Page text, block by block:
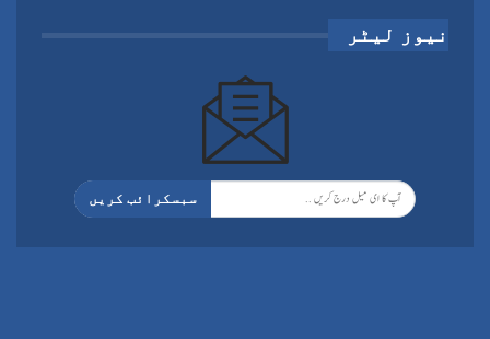
نیوز لیٹر
سبسکرائب کریں